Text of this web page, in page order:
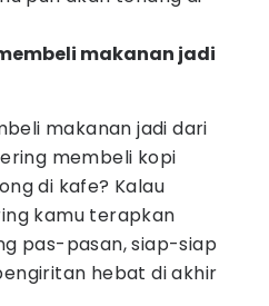
makanan jadi
makanan jadi dari
membeli kopi
di kafe? Kalau
kamu terapkan
pas-pasan, siap-siap
hebat di akhir